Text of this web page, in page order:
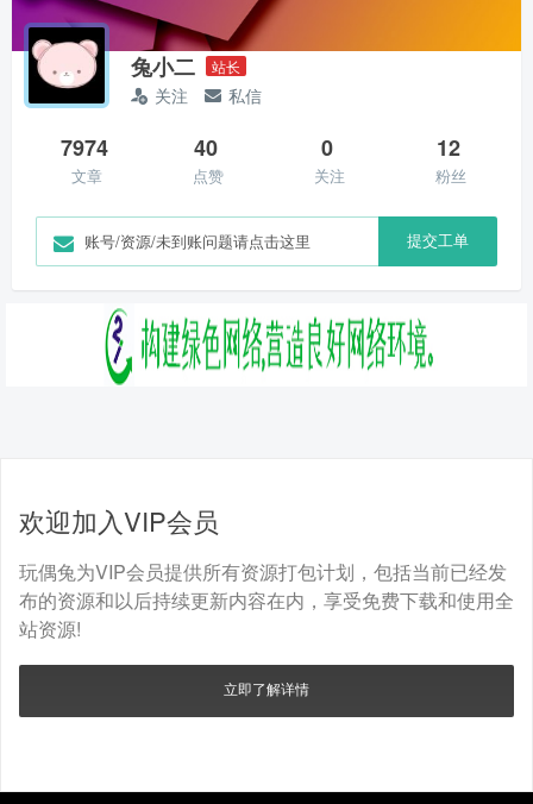
兔小二 站长
关注 私信
7974
文章
40
点赞
0
关注
12
粉丝
账号/资源/未到账问题请点击这里 提交工单
欢迎加入VIP会员
玩偶兔为VIP会员提供所有资源打包计划，包括当前已经发
布的资源和以后持续更新内容在内，享受免费下载和使用全
站资源!
立即了解详情